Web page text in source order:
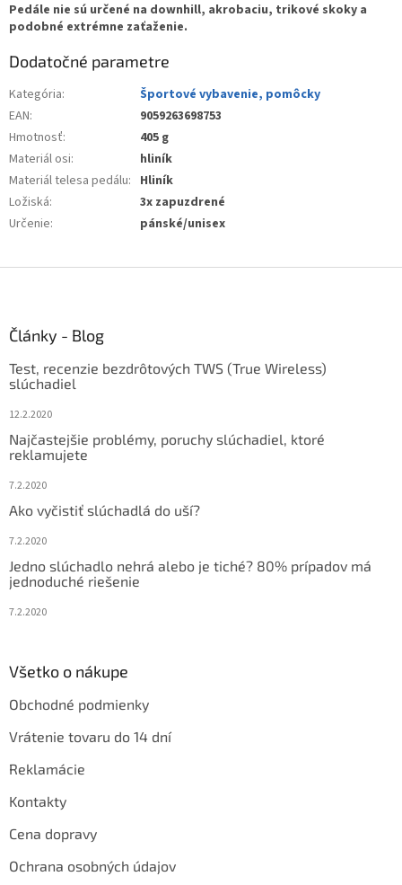
Pedále nie sú určené na downhill, akrobaciu, trikové skoky a
podobné extrémne zaťaženie.
Dodatočné parametre
Kategória:
Športové vybavenie, pomôcky
EAN:
9059263698753
Hmotnosť:
405 g
Materiál osi:
hliník
Materiál telesa pedálu: Hliník
Ložiská:
3x zapuzdrené
Určenie: pánské/unisex
Články - Blog
Test, recenzie bezdrôtových TWS (True Wireless)
slúchadiel
12.2.2020
Najčastejšie problémy, poruchy slúchadiel, ktoré
reklamujete
7.2.2020
Ako vyčistiť slúchadlá do uší?
7.2.2020
Jedno slúchadlo nehrá alebo je tiché? 80% prípadov má
jednoduché riešenie
7.2.2020
Všetko o nákupe
Obchodné podmienky
Vrátenie tovaru do 14 dní
Reklamácie
Kontakty
Cena dopravy
Ochrana osobných údajov